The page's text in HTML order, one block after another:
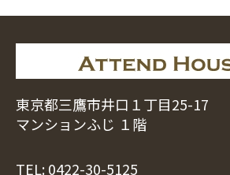
東京都三鷹市井口１丁目25-17
マンションふじ １階
TEL:0422-30-5125